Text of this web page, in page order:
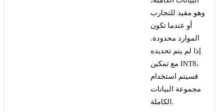
وهو مفيد للتجارب
أو عندما تكون
الموارد محدودة.
إذا لم يتم تحديده
مع تمكين INT8،
فسيتم استخدام
مجموعة البيانات
الكاملة.